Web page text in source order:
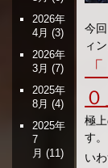
今
ィ
０
極
す。
い
2026年
4月 (3)
2026年
3月 (7)
2025年
8月 (4)
2025年
7
月 (11)